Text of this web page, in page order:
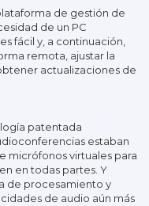
de gestión de
de un PC
fácil y, a continuación,
remota, ajustar la
actualizaciones de
patentada
estaban
micrófonos virtuales para
en todas partes. Y
de procesamiento y
de audio aún más